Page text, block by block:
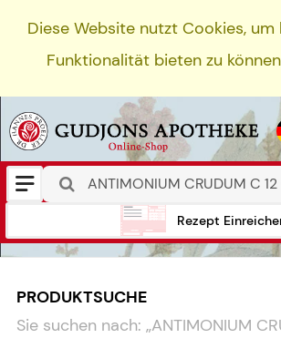
Diese Website nutzt Cookies,
Funktionalität bieten zu
Rezept
PRODUKTSUCHE
Sie suchen nach: „ANTIMONIUM